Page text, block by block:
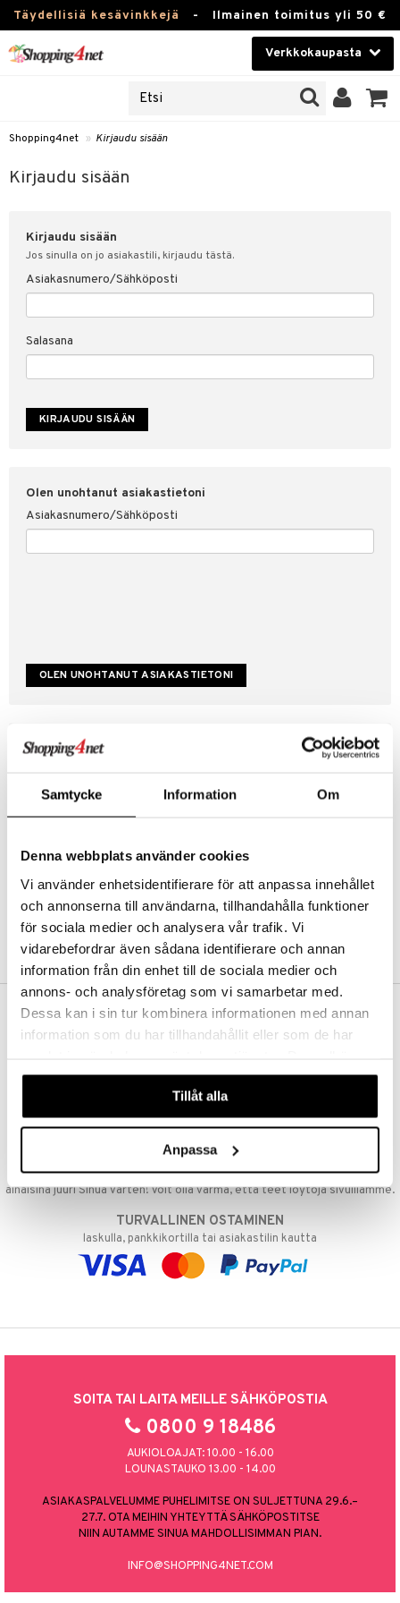
Samtycke Information Om
Denna webbplats använder cookies
Vi använder enhetsidentifierare för att anpassa innehållet
och annonserna till användarna, tillhandahålla funktioner
för sociala medier och analysera vår trafik. Vi
vidarebefordrar även sådana identifierare och annan
information från din enhet till de sociala medier och
annons- och analysföretag som vi samarbetar med.
Dessa kan i sin tur kombinera informationen med annan
information som du har tillhandahållit eller som de har
våra cookies vid fortsatt användande av vår webbplats.
Tillåt alla
Anpassa
Täydellisiä kesävinkkejä - Ilmainen toimitus yli 50 €
Verkkokaupasta
Piilolinssit
Luontaistuotteet
Fitness
Koti & Sisustus
Lelut, Lapsi & Vauva
Tuotemerkkejä
Shopping4net » Kirjaudu sisään
Kirjaudu sisään
Kirjaudu sisään
Jos sinulla on jo asiakastili, kirjaudu tästä.
Asiakasnumero/Sähköposti
Salasana
Olen unohtanut asiakastietoni
Asiakasnumero/Sähköposti
Luo uusi asiakas
Tilauksen tila & historiikki
Kestotilaus
Arvostele tuotteita
Toivelistat
LUO ASIAKAS
sisään
& vastauksia
myyntiehdot
suojaus
ILMAINEN TOIMITUS YLI 50 €
NOPEAT TOIMITUKSET
päivänä
EDULLISET HINNAT
Ostamalla suuria eriä tuotteita varastoomme voimme pitää hinnat
alhaisina juuri Sinua varten! Voit olla varma, että teet löytöjä sivuillamme.
TURVALLINEN OSTAMINEN
laskulla, pankkikortilla tai asiakastilin kautta
SOITA TAI LAITA MEILLE SÄHKÖPOSTIA
0800 9 18486
AUKIOLOAJAT: 10.00 - 16.00
LOUNASTAUKO 13.00 - 14.00
ASIAKASPALVELUMME PUHELIMITSE ON SULJETTUNA 29.6.–
27.7. OTA MEIHIN YHTEYTTÄ SÄHKÖPOSTITSE
NIIN AUTAMME SINUA MAHDOLLISIMMAN PIAN.
INFO@SHOPPING4NET.COM